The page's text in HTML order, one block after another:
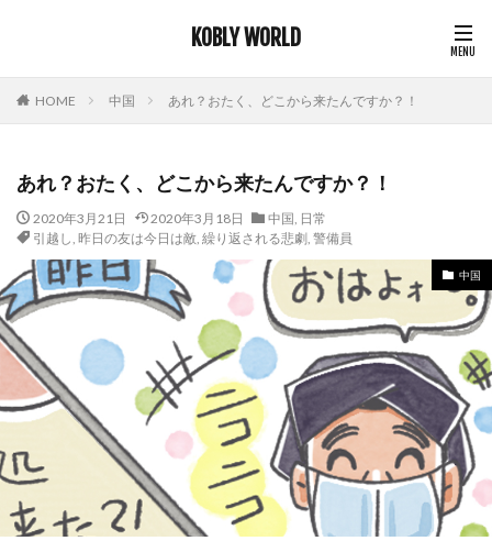
KOBLY WORLD
HOME 中国 あれ？おたく、どこから来たんですか？！
あれ？おたく、どこから来たんですか？！
2020年3月21日 2020年3月18日 中国, 日常
引越し, 昨日の友は今日は敵, 繰り返される悲劇, 警備員
中国